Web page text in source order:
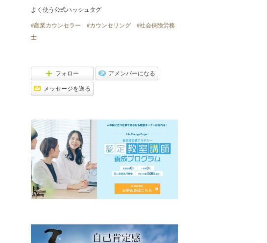
よく使う公式ハッシュタグ
#産業カウンセラー #カウンセリング
#社会保険労務
士
フォロー アメンバーになる
メッセージを送る